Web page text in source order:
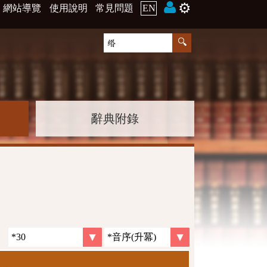
網站導覽 使用說明 常見問題 EN ⚙️
辭典附錄